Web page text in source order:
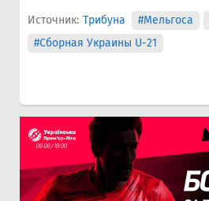
Источник: Трибуна #Мельгоса
#Сборная Украины U-21